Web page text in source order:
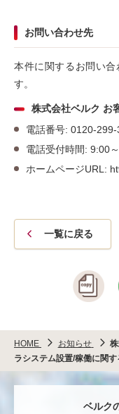
お問い合わせ先
本件に関するお問い
す。
株式会社ベルク お
電話番号: 0120-299-
電話受付時間: 9:00
ホームページURL:
一覧に戻る
HOME お知らせ
ラシステム設置/稼働に関
ベルク